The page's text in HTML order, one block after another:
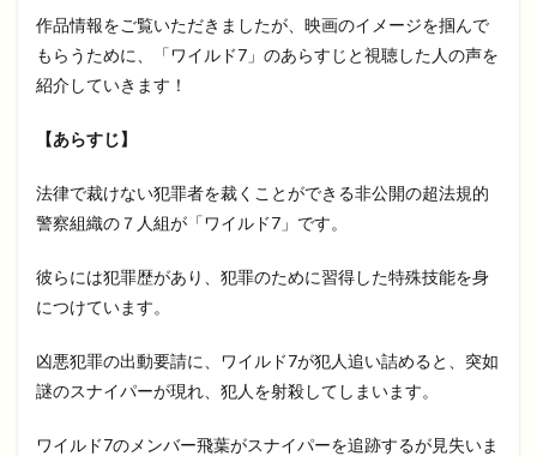
作品情報をご覧いただきましたが、映画のイメージを掴んで
もらうために、「ワイルド7」のあらすじと視聴した人の声を
紹介していきます！
【あらすじ】
法律で裁けない犯罪者を裁くことができる非公開の超法規的
警察組織の７人組が「ワイルド7」です。
彼らには犯罪歴があり、犯罪のために習得した特殊技能を身
につけています。
凶悪犯罪の出動要請に、ワイルド7が犯人追い詰めると、突如
謎のスナイパーが現れ、犯人を射殺してしまいます。
ワイルド7のメンバー飛葉がスナイパーを追跡するが見失いま